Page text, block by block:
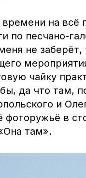
на всё
по песчано-
не
чайку
да что там,
и
фоторужьё в
там».